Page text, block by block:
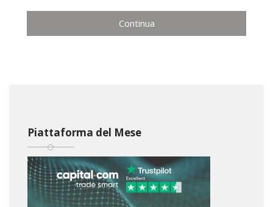
Continua
Piattaforma del Mese